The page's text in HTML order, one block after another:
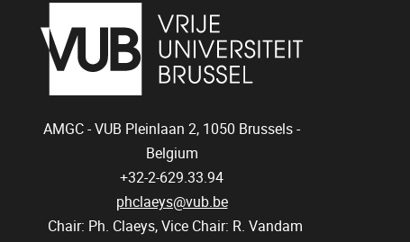
AMGC - VUB Pleinlaan 2, 1050 Brussels -
Belgium
+32-2-629.33.94
phclaeys@vub.be
Chair: Ph. Claeys, Vice Chair: R. Vandam